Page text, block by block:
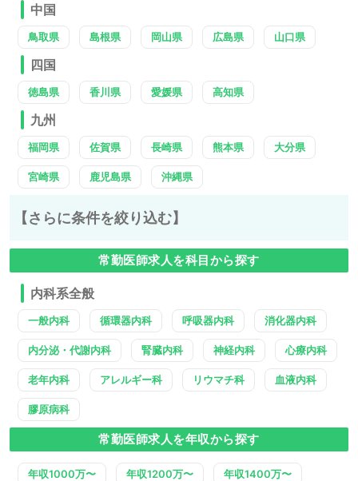
中国
鳥取県 島根県 岡山県 広島県 山口県
四国
徳島県 香川県 愛媛県 高知県
九州
福岡県 佐賀県 長崎県 熊本県 大分県
宮崎県 鹿児島県 沖縄県
【さらに条件を絞り込む】
常勤医師求人を科目から探す
内科系全般
一般内科 循環器内科 呼吸器内科 消化器内科
内分泌・代謝内科 腎臓内科 神経内科 心療内科
老年内科 アレルギー科 リウマチ科 血液内科
膠原病科
常勤医師求人を年収から探す
年収1000万〜 年収1200万〜 年収1400万〜